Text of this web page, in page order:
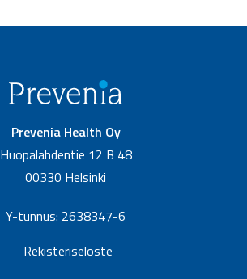
Prevenia Health Oy
Huopalahdentie 12 B 48
00330 Helsinki
Y-tunnus: 2638347-6
Rekisteriseloste